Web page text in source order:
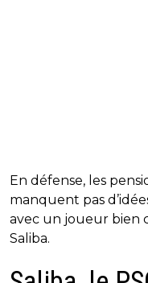
En défense, les
manquent pas
avec un joueur bien
Saliba.